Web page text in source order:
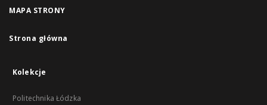
MAPA STRONY
Strona główna
Kolekcje
Politechnika Łódzka